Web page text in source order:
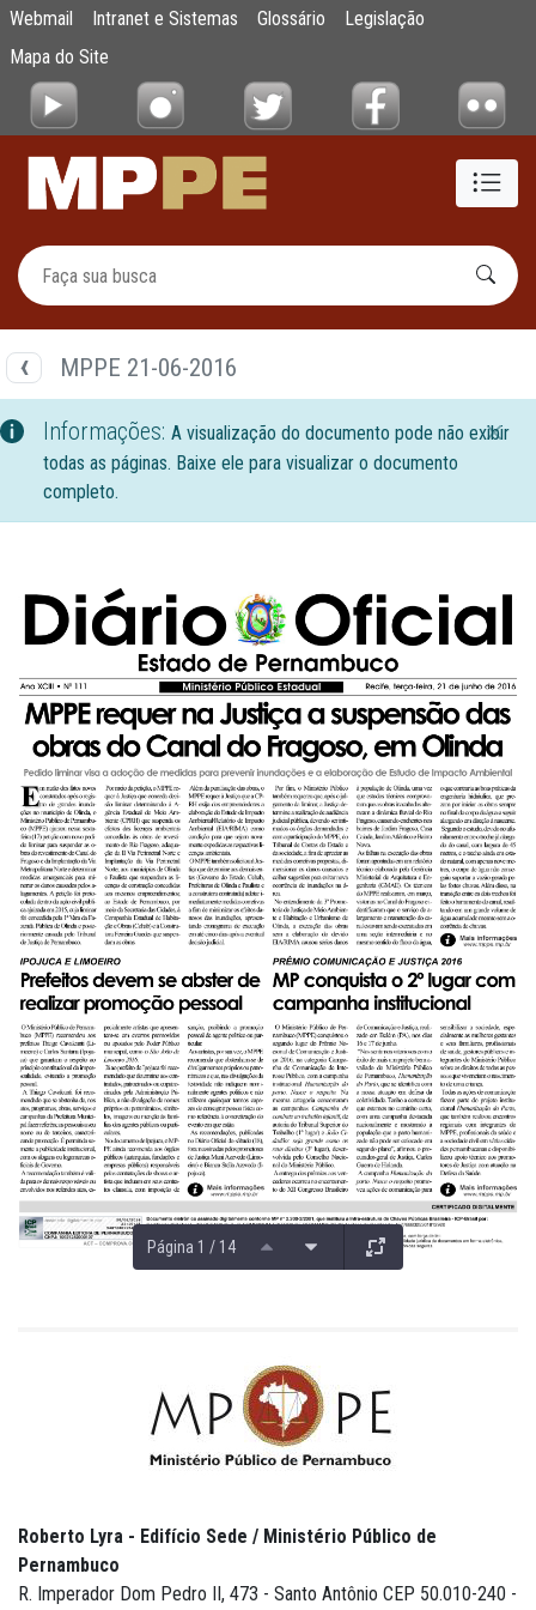
Pular para o Conteúdo principal
Documentos
Webmail Intranet e Sistemas Glossário
Legislação
Mapa do Site
MPPE 21-06-2016
Informações: A visualização do documento pode não exibir
todas as páginas. Baixe ele para visualizar o documento
completo.
Página 1 / 14
Roberto Lyra - Edifício Sede / Ministério Público de
Pernambuco
R. Imperador Dom Pedro II, 473 - Santo Antônio CEP 50.010-240 -